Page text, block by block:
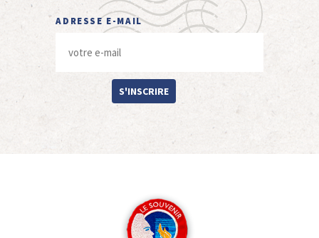
ADRESSE E-MAIL
S'INSCRIRE